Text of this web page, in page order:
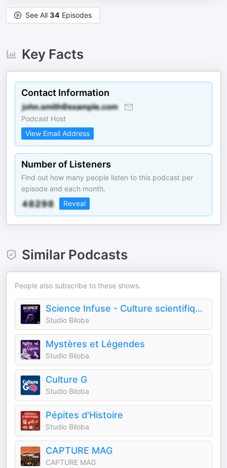
See All 34 Episodes
Key Facts
Contact Information
Podcast Host
View Email Address
Number of Listeners
Find out how many people listen to this podcast per
episode and each month.
Reveal
Similar Podcasts
People also subscribe to these shows.
Science Infuse - Culture scientifique et curiosités étonnantes
Studio Biloba
Mystères et Légendes
Studio Biloba
Culture G
Studio Biloba
Pépites d'Histoire
Studio Biloba
CAPTURE MAG
CAPTURE MAG